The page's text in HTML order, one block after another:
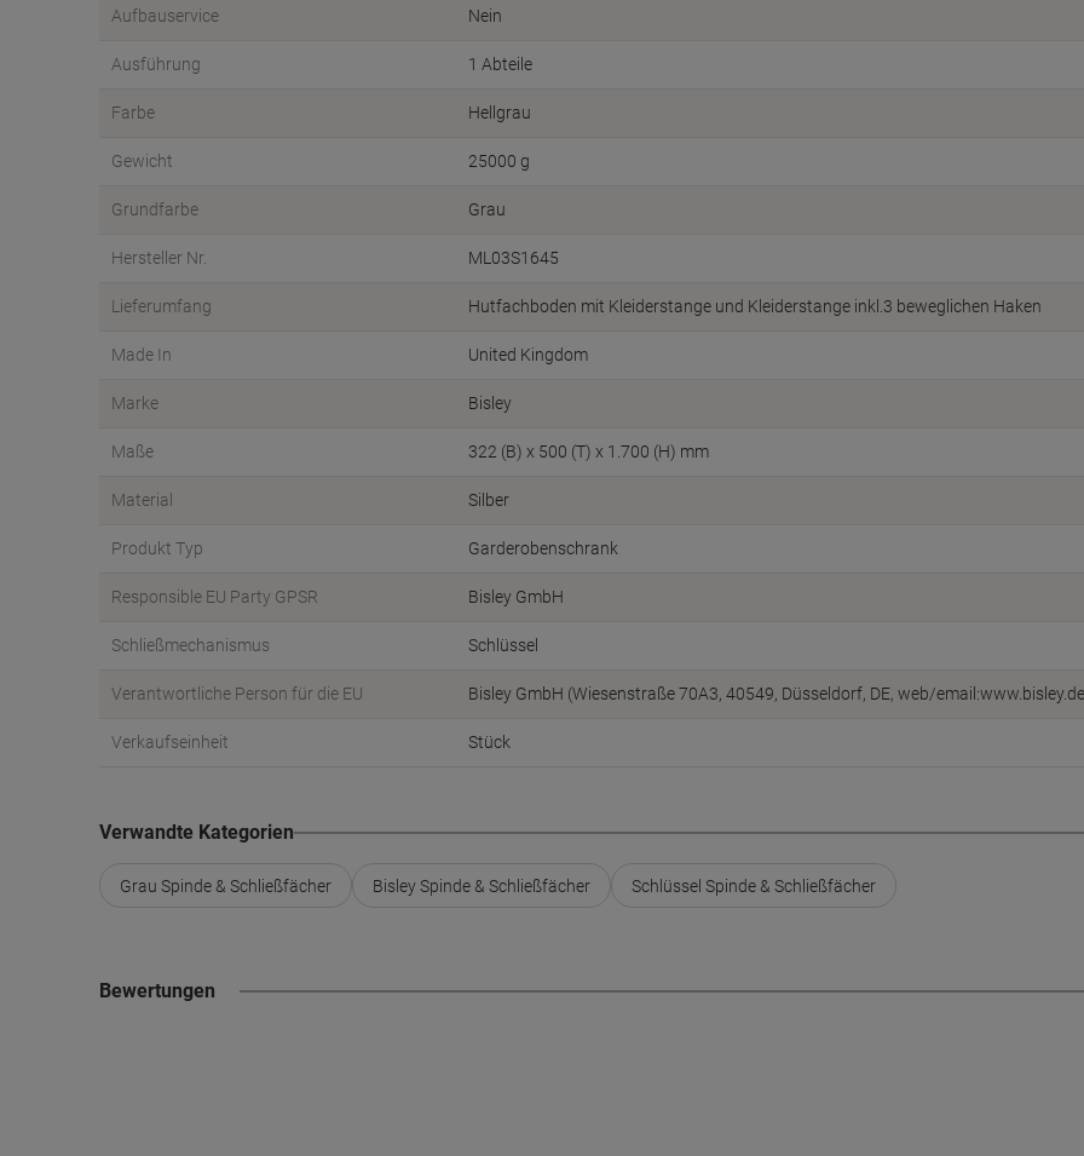
Aufbauservice Nein
Ausführung 1 Abteile
Farbe Hellgrau
Gewicht 25000 g
Grundfarbe Grau
Hersteller Nr. ML03S1645
Lieferumfang Hutfachboden mit Kleiderstange und Kleiderstange inkl.3 beweglichen Haken
Made In United Kingdom
Marke Bisley
Maße 322 (B) x 500 (T) x 1.700 (H) mm
Material Silber
Produkt Typ Garderobenschrank
Responsible EU Party GPSR Bisley GmbH
Schließmechanismus Schlüssel
Verantwortliche Person für die EU Bisley GmbH (Wiesenstraße 70A3, 40549, Düsseldorf, DE, web/
Verkaufseinheit Stück
Verwandte Kategorien
Grau Spinde & Schließfächer Bisley Spinde & Schließfächer Schlüssel Spinde & Schließfächer
Bewertungen